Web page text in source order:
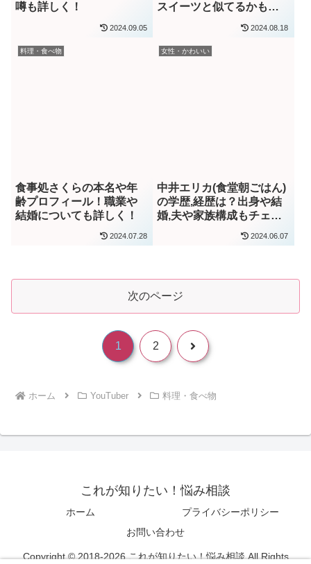
噂も詳しく！
2024.09.05
スイーツと似てるかもチ
2024.08.18
料理・食べ物
食事処さくらの本名や年
齢プロフィール！職業や
結婚についても詳しく！
2024.07.28
女性・かわいい
中井エリカ(食堂朝ごはん)
の学歴,経歴は？出身や結
婚,夫や家族構成もチェッ
2024.06.07
次のページ
1 2 次
ホーム YouTuber 料理・食べ物
これが知りたい！悩み相談
ホーム
プライバシーポリシー
お問い合わせ
Copyright © 2018-2026 これが知りたい！悩み相談 All Rights